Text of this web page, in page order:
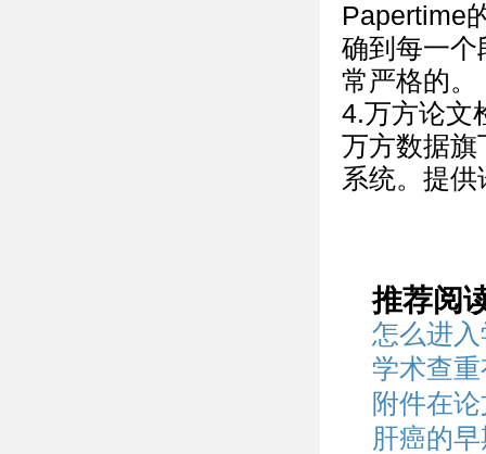
Papertime
确到每一个
常严格的。
4.万方论文
万方数据
系统。提
推荐阅
怎么进
学术查
附件在
肝癌的